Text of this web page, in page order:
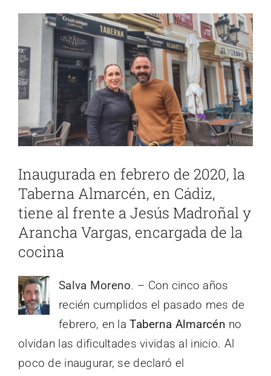
más
grande
Inaugurada en febrero de 2020, la
Taberna Almarcén, en Cádiz,
tiene al frente a Jesús Madroñal y
Arancha Vargas, encargada de la
cocina
Salva Moreno. – Con cinco años
recién cumplidos el pasado mes de
febrero, en laTaberna Almarcén no
olvidan las dificultades vividas al inicio. Al
poco de inaugurar, se declaró el